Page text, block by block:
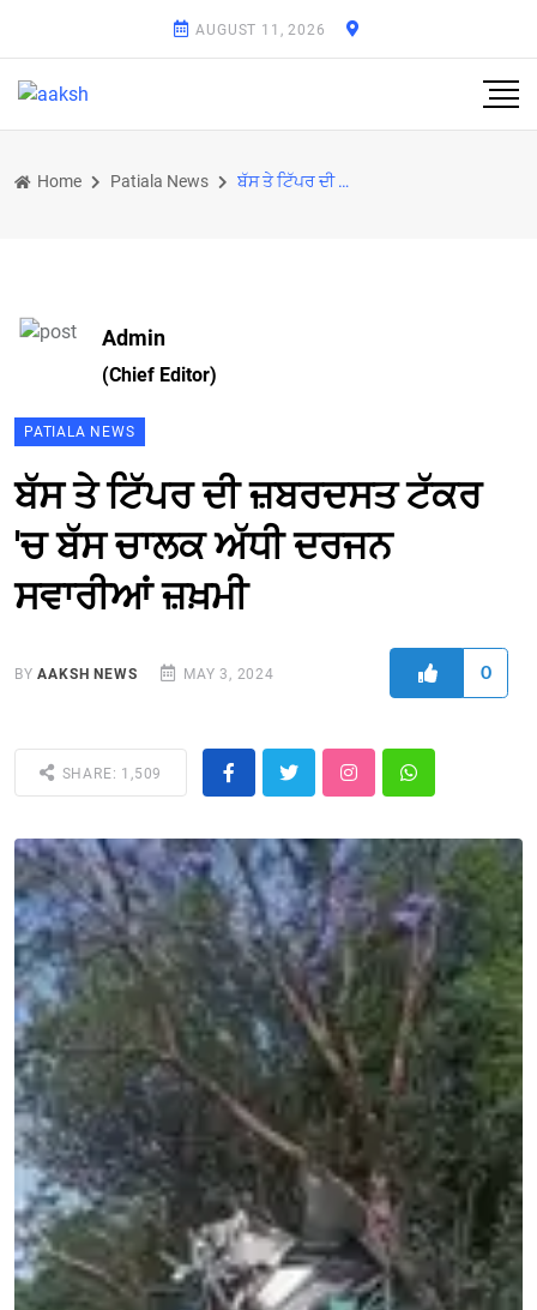
AUGUST 11, 2026
Home Patiala News ਬੱਸ ਤੇ ਟਿੱਪਰ ਦੀ ਜ਼ਬਰਦਸਤ ਟੱਕਰ 'ਚ ਬੱਸ ਚਾਲਕ ਅੱਧੀ ਦਰਜਨ ਸਵਾਰੀਆਂ ਜ਼ਖ਼ਮੀ
Admin
(Chief Editor)
PATIALA NEWS
ਬੱਸ ਤੇ ਟਿੱਪਰ ਦੀ ਜ਼ਬਰਦਸਤ ਟੱਕਰ
'ਚ ਬੱਸ ਚਾਲਕ ਅੱਧੀ ਦਰਜਨ
ਸਵਾਰੀਆਂ ਜ਼ਖ਼ਮੀ
BYAAKSH NEWS MAY 3, 2024 0
SHARE: 1,509